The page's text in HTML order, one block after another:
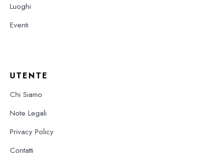
Luoghi
Eventi
UTENTE
Chi Siamo
Note Legali
Privacy Policy
Contatti